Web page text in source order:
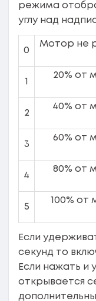
режима
углу над
0
Мотор не
1
20% от
2
40% от
3
60% от
4
80% от
5
100% от
Если
секунд то
Если нажать и
открывается